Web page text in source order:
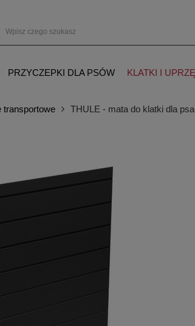
PRZYCZEPKI DLA PSÓW KLATKI I
transportowe THULE - mata do klatki dla